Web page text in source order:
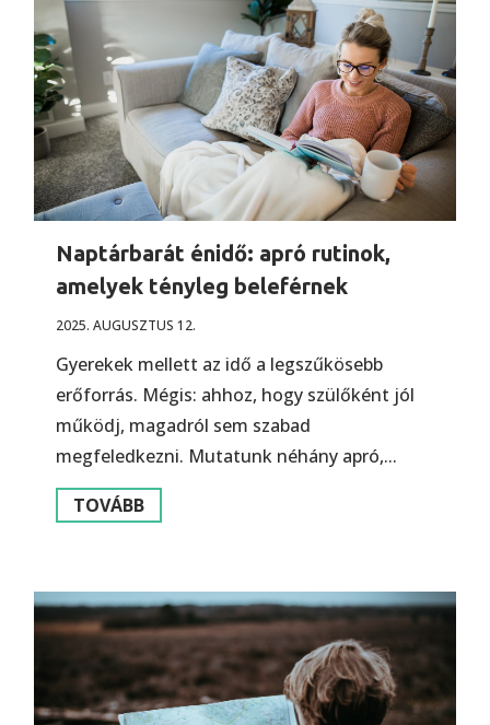
Naptárbarát énidő: apró rutinok,
amelyek tényleg beleférnek
2025. AUGUSZTUS 12.
Gyerekek mellett az idő a legszűkösebb
erőforrás. Mégis: ahhoz, hogy szülőként jól
működj, magadról sem szabad
megfeledkezni. Mutatunk néhány apró,...
TOVÁBB